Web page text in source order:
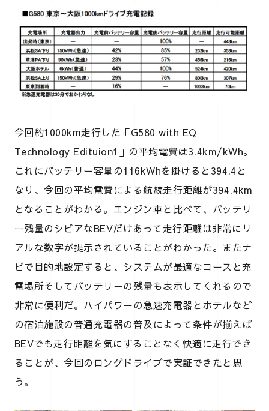
今回約1000km走行した「G580 with EQ
Technology Edituion1」の平均電費は3.4km/kWh。
これにバッテリー容量の116kWhを掛けると394.4と
なり、今回の平均電費による航続走行距離が394.4km
となることがわかる。エンジン車と比べて、バッテリ
ー残量のシビアなBEVだけあって走行距離は非常にリ
アルな数字が提示されていることがわかった。またナ
ビで目的地設定すると、システムが最適なコースと充
電場所そしてバッテリーの残量も表示してくれるので
非常に便利だ。ハイパワーの急速充電器とホテルなど
の宿泊施設の普通充電器の普及によって条件が揃えば
BEVでも走行距離を気にすることなく快適に走行でき
ることが、今回のロングドライブで実証できたと思
う。